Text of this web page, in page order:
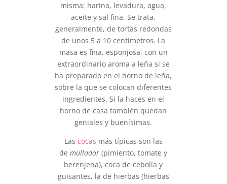
misma: harina, levadura, agua,
aceite y sal fina. Se trata,
generalmente, de tortas redondas
de unos 5 a 10 centímetros. La
masa es fina, esponjosa, con un
extraordinario aroma a leña si se
ha preparado en el horno de leña,
sobre la que se colocan diferentes
ingredientes. Si la haces en el
horno de casa también quedan
geniales y buenísimas.
Las cocas más típicas son las
demullador (pimiento, tomate y
berenjena), coca de cebolla y
guisantes, la de hierbas (hierbas